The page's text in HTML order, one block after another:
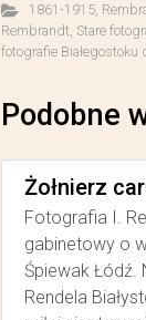
1861-1915,
Rembrandt, Stare
fotografie Białegostoku
Podobne
Żołnierz
Fotografia I.
gabinetowy o
Śpiewak Łódź.
Rendela